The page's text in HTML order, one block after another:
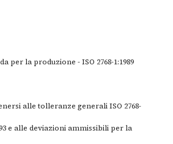
per la produzione - ISO 2768-1:1989
alle tolleranze generali ISO 2768-
e alle deviazioni ammissibili per la